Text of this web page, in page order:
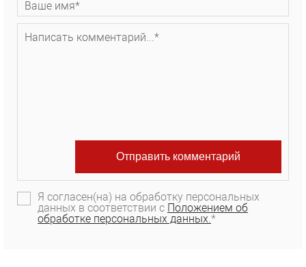
Я согласен(на) на обработку персональных
данных в соответствии с Положением об
обработке персональных данных.*